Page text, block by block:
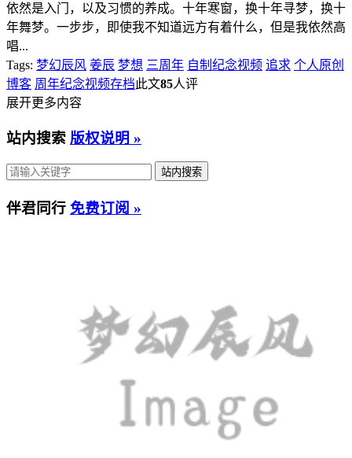
依然是入门，以及习惯的养成。十年寒窗，换十年寻梦，换十
年舞梦。一步步，即使我不知道远方有着什么，但是我依然高
唱...
Tags: 梦幻辰风 姜辰 梦想 三周年 自制纪念视频 追求 个人原创
博客 周年纪念视频存档此文85人评
展开更多内容
站内搜索 版权说明 »
伴君同行 免费订阅 »